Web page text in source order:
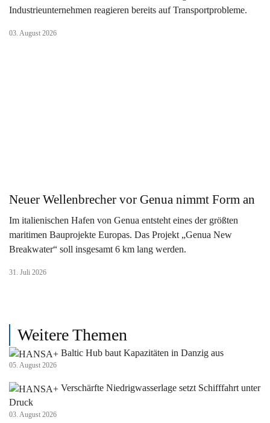
Industrieunternehmen reagieren bereits auf Transportprobleme.
03. August 2026
Neuer Wellenbrecher vor Genua nimmt Form an
Im italienischen Hafen von Genua entsteht eines der größten
maritimen Bauprojekte Europas. Das Projekt „Genua New
Breakwater“ soll insgesamt 6 km lang werden.
31. Juli 2026
Weitere Themen
Baltic Hub baut Kapazitäten in Danzig aus
05. August 2026
Verschärfte Niedrigwasserlage setzt Schifffahrt unter
Druck
03. August 2026